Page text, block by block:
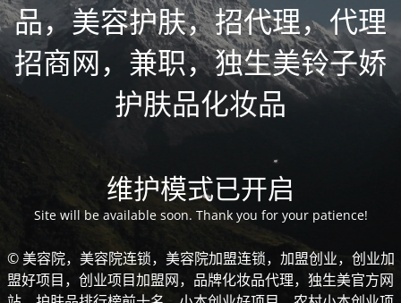
品，美容护肤，招代理，代理
招商网，兼职，独生美铃子娇
护肤品化妆品
维护模式已开启
Site will be available soon. Thank you for your patience!
© 美容院，美容院连锁，美容院加盟连锁，加盟创业，创业加
盟好项目，创业项目加盟网，品牌化妆品代理，独生美官方网